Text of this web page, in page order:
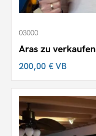
03000
Aras zu verkaufen
200,00 €VB